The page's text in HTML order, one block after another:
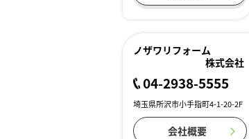
ノザワリフォーム
株式会社
04-2938-5555
埼玉県所沢市小手指町4-1-20-2F
会社概要